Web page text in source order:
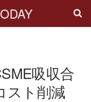
吸収合
スト削減